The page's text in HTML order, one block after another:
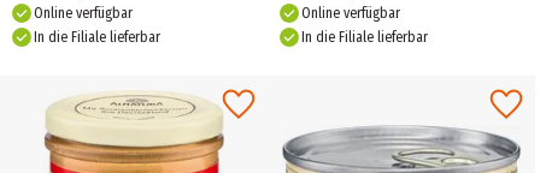
Online verfügbar
In die Filiale lieferbar
Online verfügbar
In die Filiale lieferbar